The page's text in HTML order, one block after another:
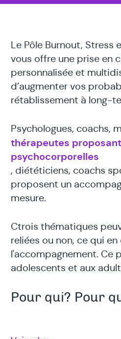
Le Pôle Burnout, Stress
vous offre une prise en
personnalisée et
d’augmenter vos
rétablissement à long-
Psychologues, coachs,
thérapeutes
psychocorporelles
, diététiciens, coachs
proposent un
mesure.
Ctrois thématiques
reliées ou non, ce qui
l'accompagnement. Ce
adolescents et aux
Pour qui? Pour